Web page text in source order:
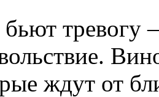
тревогу
ждут от